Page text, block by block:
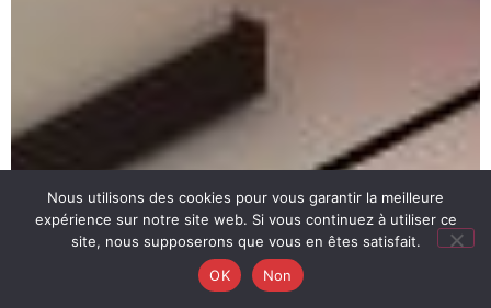
Nous utilisons des cookies pour vous garantir la meilleure
expérience sur notre site web. Si vous continuez à utiliser ce
site, nous supposerons que vous en êtes satisfait.
OK
Non